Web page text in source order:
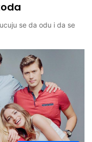
se da odu i da se